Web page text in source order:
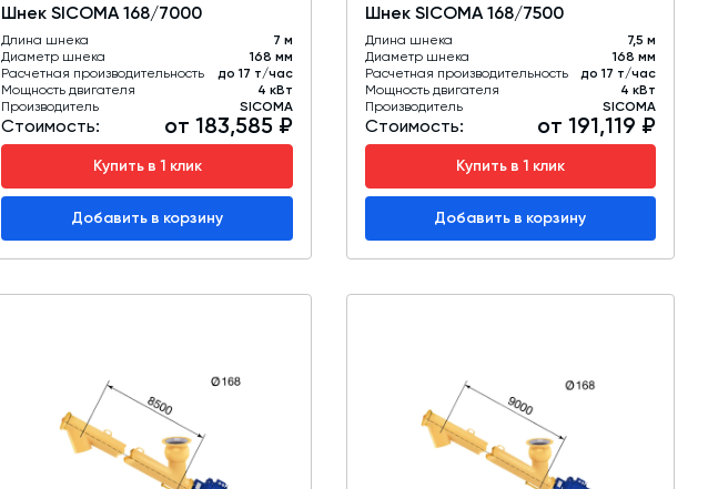
Шнек SICOMA 168/7000
Длина шнека
7 м
Диаметр шнека
168 мм
Расчетная производительность
до 17 т/час
Мощность двигателя
4 кВт
Производитель
SICOMA
Стоимость: от 183,585 ₽
Купить в 1 клик
Добавить в корзину
Шнек SICOMA 168/7500
Длина шнека
7,5 м
Диаметр шнека
168 мм
Расчетная производительность
до 17 т/час
Мощность двигателя
4 кВт
Производитель
SICOMA
Стоимость: от 191,119 ₽
Купить в 1 клик
Добавить в корзину